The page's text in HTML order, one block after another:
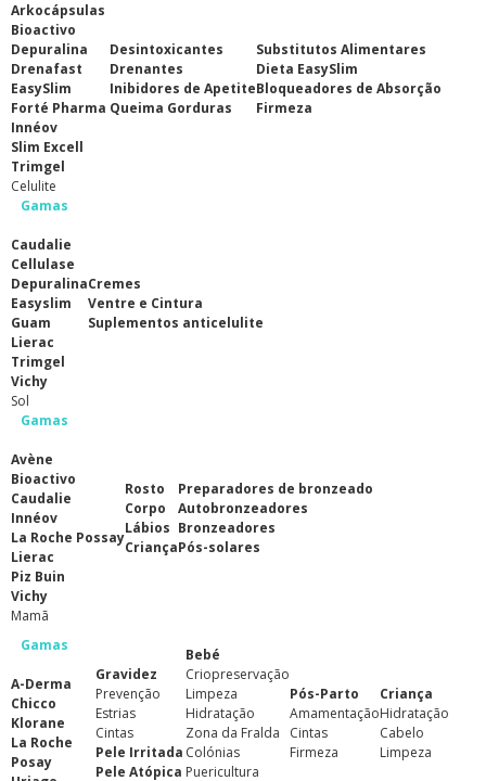
Arkocápsulas
Bioactivo
Depuralina
Drenafast
EasySlim
Forté Pharma
Innéov
Slim Excell
Trimgel
Desintoxicantes
Drenantes
Inibidores de Apetite
Queima Gorduras
Substitutos Alimentares
Dieta EasySlim
Bloqueadores de Absorção
Firmeza
Celulite
Gamas
Caudalie
Cellulase
Depuralina
Easyslim
Guam
Lierac
Trimgel
Vichy
Cremes
Ventre e Cintura
Suplementos anticelulite
Sol
Gamas
Avène
Bioactivo
Caudalie
Innéov
La Roche Possay
Lierac
Piz Buin
Vichy
Rosto
Corpo
Lábios
Criança
Preparadores de bronzeado
Autobronzeadores
Bronzeadores
Pós-solares
Mamã
Gamas
A-Derma
Chicco
Klorane
La Roche
Posay
Gravidez
Prevenção
Estrias
Cintas
Pele Irritada
Pele Atópica
Bebé
Criopreservação
Limpeza
Hidratação
Zona da Fralda
Colónias
Puericultura
Pós-Parto
Amamentação
Cintas
Firmeza
Criança
Hidratação
Cabelo
Limpeza